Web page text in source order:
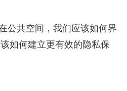
公共空间，我们应该如何界
如何建立更有效的隐私保